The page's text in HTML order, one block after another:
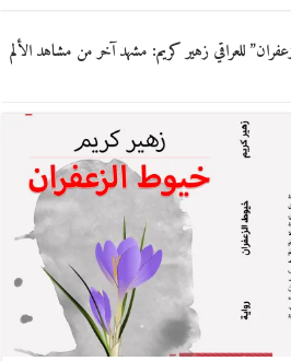
للعراقي زهير كريم: مشهد آخر من مشاهد الألم